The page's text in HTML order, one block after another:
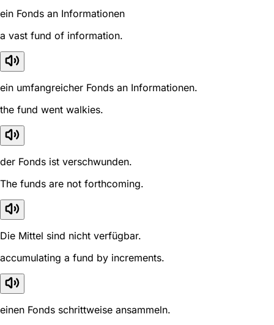
ein Fonds an Informationen
a vast fund of information.
ein umfangreicher Fonds an Informationen.
the fund went walkies.
der Fonds ist verschwunden.
The funds are not forthcoming.
Die Mittel sind nicht verfügbar.
accumulating a fund by increments.
einen Fonds schrittweise ansammeln.